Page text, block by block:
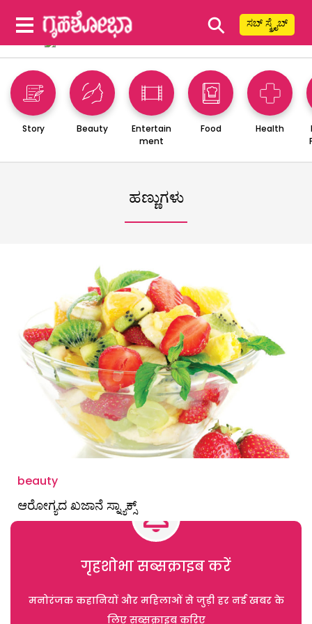
⚲ ಸಬ್ ಸ್ಕ್ರೈಬ್
Story Beauty
Entertain
ment
Food Health
ಹಣ್ಣುಗಳು
beauty
ಆರೋಗ್ಯದ ಖಜಾನೆ ಸ್ನ್ಯಾಕ್ಸ್
गृहशोभा सब्सक्राइब करें
मनोरंजक कहानियों और महिलाओं से जुड़ी हर नई खबर के
लिए सब्सक्राइब करिए